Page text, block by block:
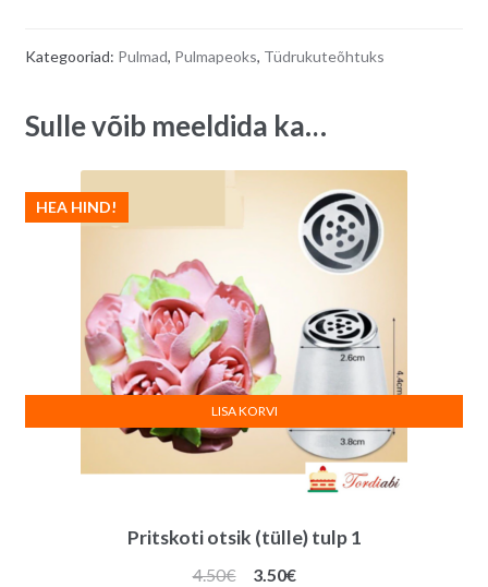
r
a
i
e
Kategooriad: Pulmad, Pulmapeoks, Tüdrukuteõhtuks
Sulle võib meeldida ka…
Pritskoti otsik (tülle) tulp 1
HEA HIND!
4.50€
Algne
3.50€Praegune
LISA KORVI